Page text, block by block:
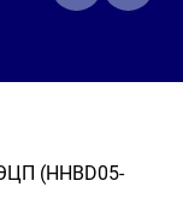
(HHBD05-